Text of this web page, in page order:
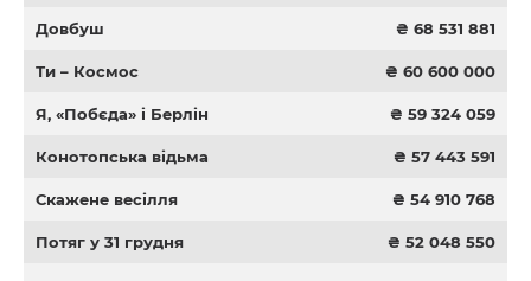
Довбуш ₴ 68 531 881
Ти – Космос ₴ 60 600 000
Я, «Побєда» і Берлін ₴ 59 324 059
Конотопська відьма ₴ 57 443 591
Скажене весілля ₴ 54 910 768
Потяг у 31 грудня ₴ 52 048 550